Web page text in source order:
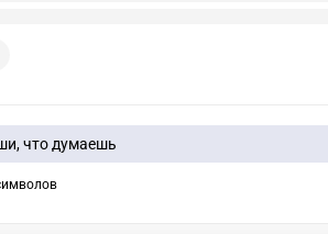
что думаешь